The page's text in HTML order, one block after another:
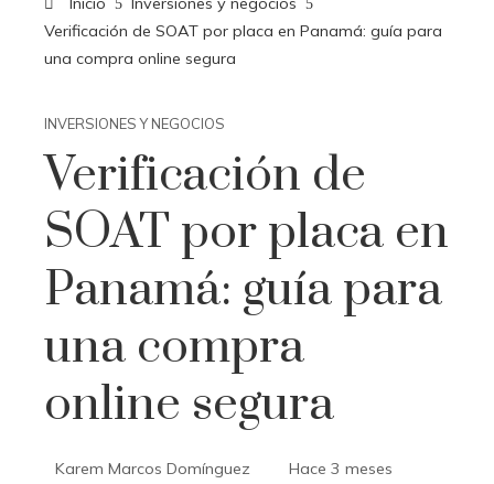
Verificación de SOAT por placa en Panamá: guía para
una compra online segura
INVERSIONES Y NEGOCIOS
Verificación de
SOAT por placa en
Panamá: guía para
una compra
online segura
Karem Marcos Domínguez
Hace 3 meses